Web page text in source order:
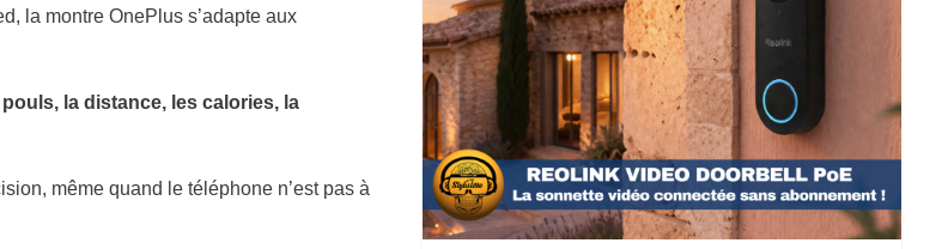
la montre OnePlus s’adapte aux
pouls, la distance, les calories, la
même quand le téléphone n’est pas à